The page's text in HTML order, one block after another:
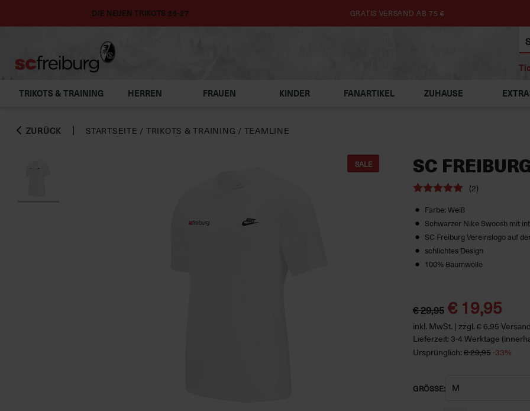
DIE NEUEN TRIKOTS 26-27 GRATIS VERSAND AB 75 €
TRIKOTS & TRAINING HERREN FRAUEN KINDER FANARTIKEL ZUHAUSE
ZURÜCK STARTSEITE / TRIKOTS & TRAINING / TEAMLINE
SALE SC
(2)
Farbe: Weiß
Schwarzer Nike Swoosh mit
SC Freiburg Vereinslogo auf
schlichtes Design
100% Baumwolle
€ 29,95 € 19,95
inkl. MwSt. | zzgl. € 6,95
Lieferzeit: 3-4 Werktage
Ursprünglich:€ 29,95-33%
GRÖSSE: